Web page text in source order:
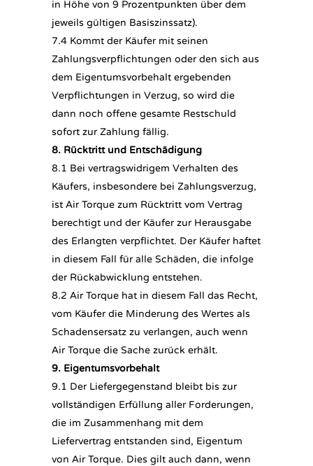
in Höhe von 9 Prozentpunkten über dem
jeweils gültigen Basiszinssatz).
7.4 Kommt der Käufer mit seinen
Zahlungsverpflichtungen oder den sich aus
dem Eigentumsvorbehalt ergebenden
Verpflichtungen in Verzug, so wird die
dann noch offene gesamte Restschuld
sofort zur Zahlung fällig.
8. Rücktritt und Entschädigung
8.1 Bei vertragswidrigem Verhalten des
Käufers, insbesondere bei Zahlungsverzug,
ist Air Torque zum Rücktritt vom Vertrag
berechtigt und der Käufer zur Herausgabe
des Erlangten verpflichtet. Der Käufer haftet
in diesem Fall für alle Schäden, die infolge
der Rückabwicklung entstehen.
8.2 Air Torque hat in diesem Fall das Recht,
vom Käufer die Minderung des Wertes als
Schadensersatz zu verlangen, auch wenn
Air Torque die Sache zurück erhält.
9. Eigentumsvorbehalt
9.1 Der Liefergegenstand bleibt bis zur
vollständigen Erfüllung aller Forderungen,
die im Zusammenhang mit dem
Liefervertrag entstanden sind, Eigentum
von Air Torque. Dies gilt auch dann, wenn